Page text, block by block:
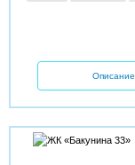
Описание